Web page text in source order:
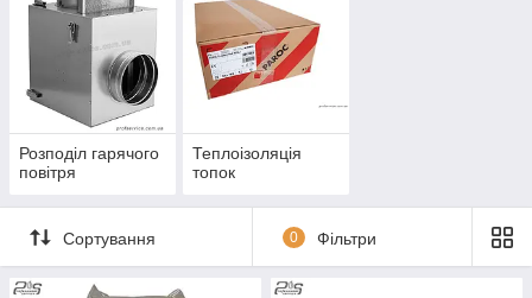
Розподіл гарячого
повітря
Теплоізоляція
топок
Сортування 0 Фільтри